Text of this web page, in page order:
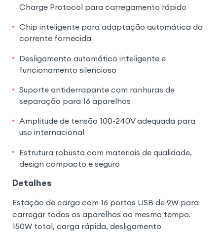
Charge Protocol para carregamento rápido
Chip inteligente para adaptação automática da
corrente fornecida
Desligamento automático inteligente e
funcionamento silencioso
Suporte antiderrapante com ranhuras de
separação para 16 aparelhos
Amplitude de tensão 100-240V adequada para
uso internacional
Estrutura robusta com materiais de qualidade,
design compacto e seguro
Detalhes
Estação de carga com 16 portas USB de 9W para
carregar todos os aparelhos ao mesmo tempo.
150W total, carga rápida, desligamento